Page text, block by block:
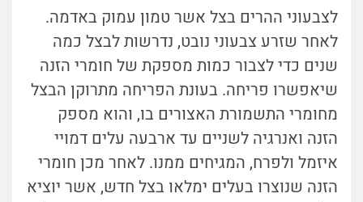
לצבעוני ההרים בצל אשר טמון עמוק באדמה.
לאחר שזרע צבעוני נובט, נדרשות לבצל כמה
שנים כדי לצבור כמות מספקת של חומרי הזנה
שיאפשרו פריחה. בעונת הפריחה מתרוקן הבצל
מחומרי התשמורת האצורים בו, והוא מספק
הזנה ואנרגיה לשניים עד ארבעה עלים דמויי
איזמל ולפרח, המגיחים ממנו. לאחר מכן חומרי
הזנה שנוצרו בעלים ימלאו בצל חדש, אשר יוציא